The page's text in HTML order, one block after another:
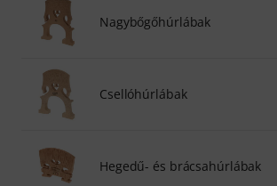
Nagybőgőhúrlábak
Csellóhúrlábak
Hegedű- és brácsahúrlábak